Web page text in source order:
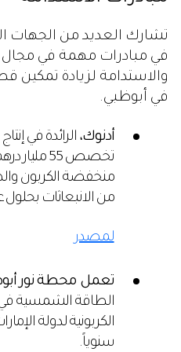
تشارك العديد من الجهات
في مبادرات مهمة في مجال
والاستدامة لزيادة تمكين
في أبوظبي.
أدنوك، الرائدة في
تخصص 55
منخفضة الكربون
من الانبعاثات بحلول عام
لمصدر
تعمل محطة نور
الطاقة الشمسية في
الكربونية لدولة
سنوياً.